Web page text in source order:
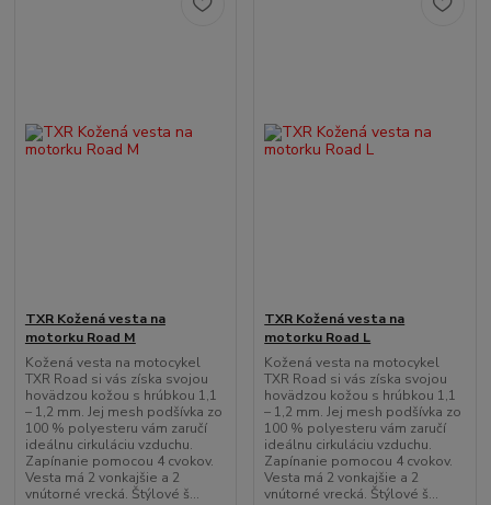
TXR Kožená vesta na
motorku Road M
Kožená vesta na motocykel
TXR Road si vás získa svojou
hovädzou kožou s hrúbkou 1,1
– 1,2 mm. Jej mesh podšívka zo
100 % polyesteru vám zaručí
ideálnu cirkuláciu vzduchu.
Zapínanie pomocou 4 cvokov.
Vesta má 2 vonkajšie a 2
vnútorné vrecká. Štýlové š...
TXR Kožená vesta na
motorku Road L
Kožená vesta na motocykel
TXR Road si vás získa svojou
hovädzou kožou s hrúbkou 1,1
– 1,2 mm. Jej mesh podšívka zo
100 % polyesteru vám zaručí
ideálnu cirkuláciu vzduchu.
Zapínanie pomocou 4 cvokov.
Vesta má 2 vonkajšie a 2
vnútorné vrecká. Štýlové š...